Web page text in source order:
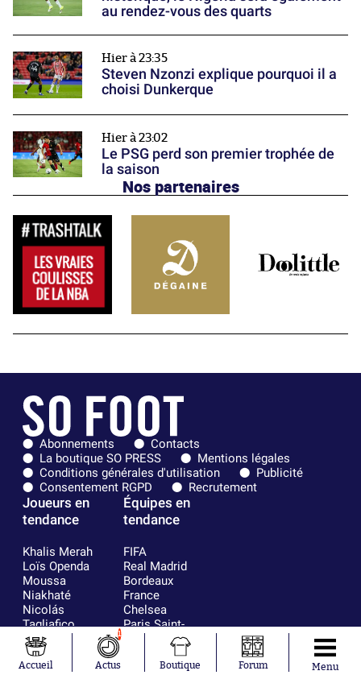
au rendez-vous des quarts
Hier à 23:35
Steven Nzonzi explique pourquoi il a
choisi Dunkerque
Hier à 23:02
Le PSG perd son premier trophée de
la saison
Nos partenaires
Abonnements
Contacts
La boutique SO PRESS
Mentions légales
Conditions générales d'utilisation
Publicité
Consentement RGPD
Recrutement
Joueurs en
tendance
Khalis Merah
Loïs Openda
Moussa
Niakhaté
Nicolás
Tagliafico
Pavel Šulc
Gauthier Hein
Lionel Messi
Équipes en
tendance
FIFA
Real Madrid
Bordeaux
France
Chelsea
Paris Saint-
Olympique
lyonnais
Accueil
1
Actus Boutique Forum Menu